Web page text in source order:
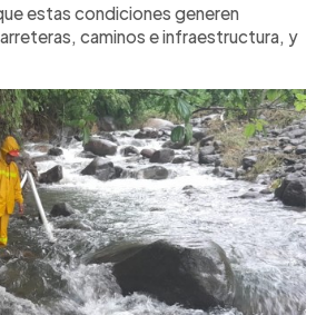
estas condiciones generen
caminos e infraestructura, y